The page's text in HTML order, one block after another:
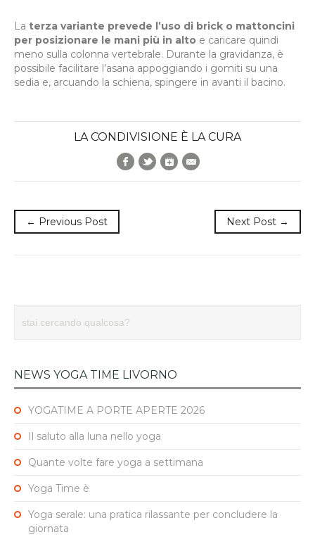
La terza variante prevede l’uso di brick o mattoncini
per posizionare le mani più in alto e caricare quindi
meno sulla colonna vertebrale. Durante la gravidanza, è
possibile facilitare l’asana appoggiando i gomiti su una
sedia e, arcuando la schiena, spingere in avanti il bacino.
LA CONDIVISIONE È LA CURA
Facebook
TwitterGoogle+
← Previous Post Next Post →
NEWS YOGA TIME LIVORNO
YOGATIME A PORTE APERTE 2026
Il saluto alla luna nello yoga
Quante volte fare yoga a settimana
Yoga Time è
Yoga serale: una pratica rilassante per concludere la
giornata